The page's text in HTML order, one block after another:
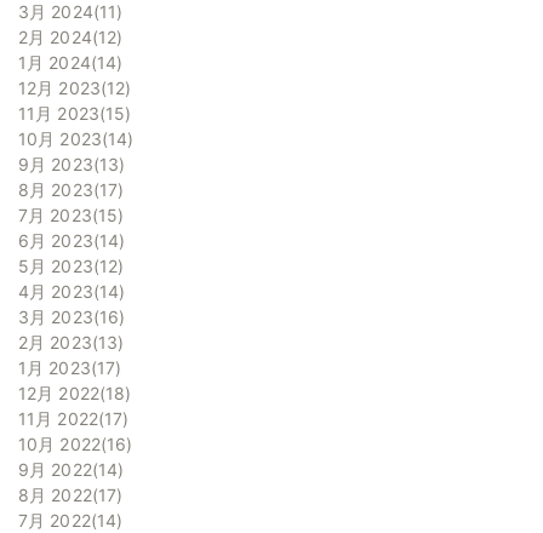
3月 2024 11
2月 2024 12
1月 2024 14
12月 2023 12
11月 2023 15
10月 2023 14
9月 2023 13
8月 2023 17
7月 2023 15
6月 2023 14
5月 2023 12
4月 2023 14
3月 2023 16
2月 2023 13
1月 2023 17
12月 2022 18
11月 2022 17
10月 2022 16
9月 2022 14
8月 2022 17
7月 2022 14